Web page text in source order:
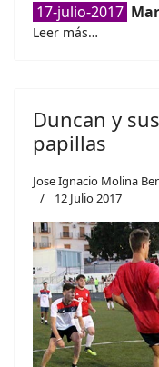
17-julio-2017
Leer más…
Duncan y
papillas
Jose Ignacio Molina
12 Julio 2017